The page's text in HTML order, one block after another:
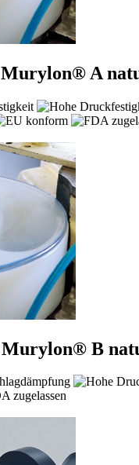
Murylon® A
Murylon® B